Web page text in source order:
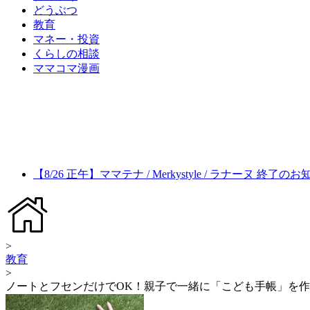
どうぶつ
教育
マネー・投資
くらしの相談
ママコマ漫画
【8/26 正午】ママテナ / Merkystyle / ラナーヌ 終了のお
>
教育
>
ノートとフセンだけでOK！親子で一緒に「こども手帳」を作